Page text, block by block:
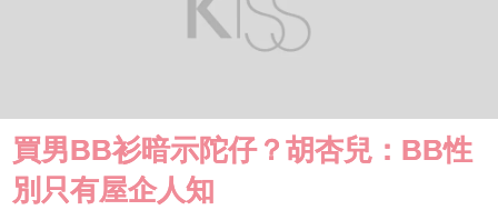
買男BB衫暗示陀仔？胡杏兒：BB性
別只有屋企人知